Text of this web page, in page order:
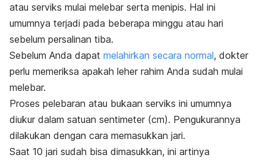
atau serviks mulai melebar serta menipis. Hal ini
umumnya terjadi pada beberapa minggu atau hari
sebelum persalinan tiba.
Sebelum Anda dapat melahirkan secara normal, dokter
perlu memeriksa apakah leher rahim Anda sudah mulai
melebar.
Proses pelebaran atau bukaan serviks ini umumnya
diukur dalam satuan sentimeter (cm). Pengukurannya
dilakukan dengan cara memasukkan jari.
Saat 10 jari sudah bisa dimasukkan, ini artinya